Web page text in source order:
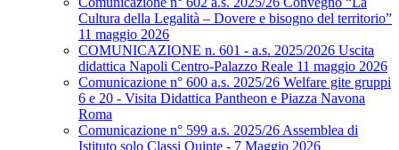
Cultura della Legalità – Dovere e bisogno del territorio”
11 maggio 2026
COMUNICAZIONE n. 601 - a.s. 2025/2026 Uscita
didattica Napoli Centro-Palazzo Reale 11 maggio 2026
Comunicazione n° 600 a.s. 2025/26 Welfare gite gruppi
6 e 20 - Visita Didattica Pantheon e Piazza Navona
Roma
Comunicazione n° 599 a.s. 2025/26 Assemblea di
Istituto solo Classi Quinte - 7 Maggio 2026